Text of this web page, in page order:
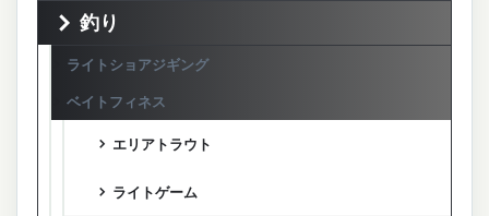
釣り
ライトショアジギング
ベイトフィネス
エリアトラウト
ライトゲーム